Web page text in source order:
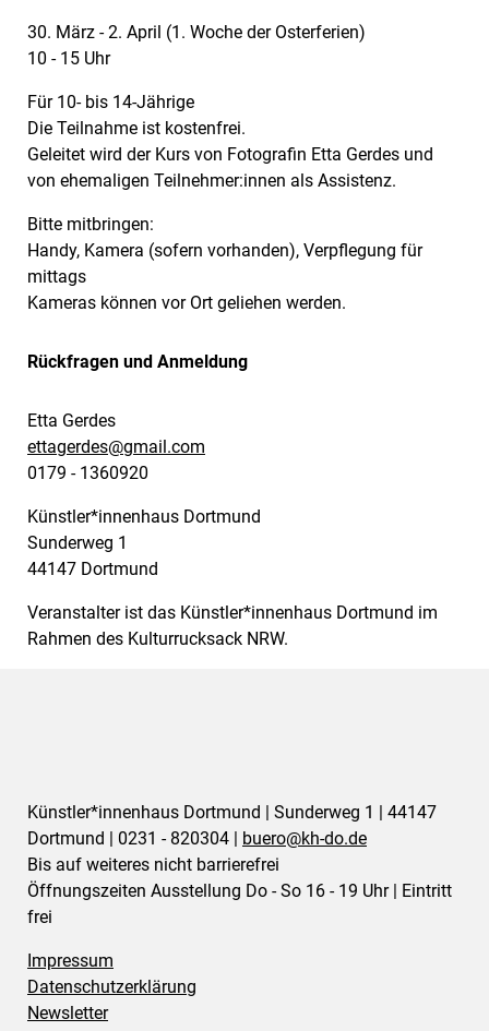
30. März - 2. April (1. Woche der Osterferien)
10 - 15 Uhr
Für 10- bis 14-Jährige
Die Teilnahme ist kostenfrei.
Geleitet wird der Kurs von Fotografin Etta Gerdes und
von ehemaligen Teilnehmer:innen als Assistenz.
Bitte mitbringen:
Handy, Kamera (sofern vorhanden), Verpflegung für
mittags
Kameras können vor Ort geliehen werden.
Rückfragen und Anmeldung
Etta Gerdes
ettagerdes@gmail.com
0179 - 1360920
Künstler*innenhaus Dortmund
Sunderweg 1
44147 Dortmund
Veranstalter ist das Künstler*innenhaus Dortmund im
Rahmen des Kulturrucksack NRW.
Künstler*innenhaus Dortmund | Sunderweg 1 | 44147
Dortmund | 0231 - 820304 | buero@kh-do.de
Bis auf weiteres nicht barrierefrei
Öffnungszeiten Ausstellung Do - So 16 - 19 Uhr | Eintritt
frei
Impressum
Datenschutzerklärung
Newsletter